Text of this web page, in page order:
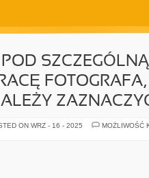
ON WRZ - 16 - 2025
MOŻLIWOŚĆ